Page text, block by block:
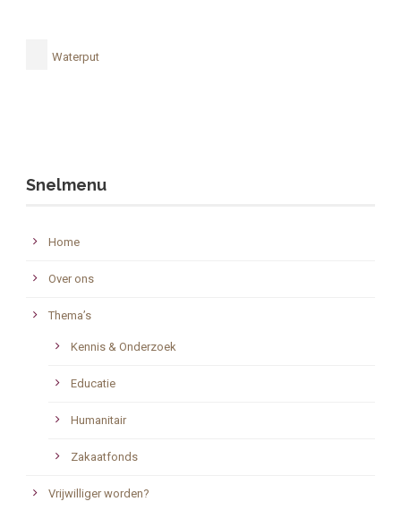
Waterput
Snelmenu
Home
Over ons
Thema’s
Kennis & Onderzoek
Educatie
Humanitair
Zakaatfonds
Vrijwilliger worden?